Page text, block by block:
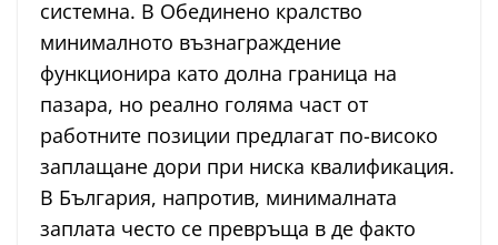
системна. В Обединено кралство
минималното възнаграждение
функционира като долна граница на
пазара, но реално голяма част от
работните позиции предлагат по-високо
заплащане дори при ниска квалификация.
В България, напротив, минималната
заплата често се превръща в де факто